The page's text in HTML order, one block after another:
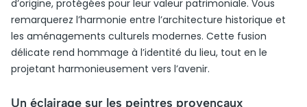
d’origine, protégées pour leur valeur patrimoniale. Vous
remarquerez l’harmonie entre l’architecture historique et
les aménagements culturels modernes. Cette fusion
délicate rend hommage à l’identité du lieu, tout en le
projetant harmonieusement vers l’avenir.
Un éclairage sur les peintres provençaux